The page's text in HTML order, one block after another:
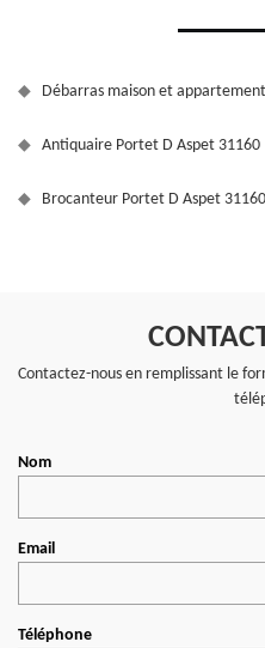
Débarras maison et
Antiquaire Portet D Aspet 31160
Brocanteur Portet D Aspet 31160
Contactez-nous en remplissant le
Nom
Email
Téléphone